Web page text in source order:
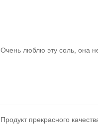
Очень люблю эту соль, она
Продукт прекрасного